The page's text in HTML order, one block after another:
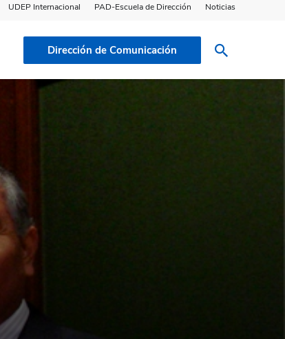
UDEP Internacional PAD-Escuela de Dirección Noticias
Dirección de Comunicación